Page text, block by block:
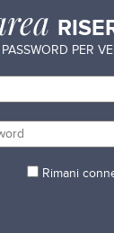
PER
Rimani